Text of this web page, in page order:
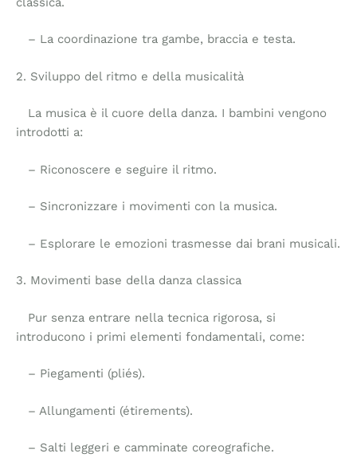
– La coordinazione tra gambe, braccia e testa.
2. Sviluppo del ritmo e della musicalità
La musica è il cuore della danza. I bambini vengono
introdotti a:
– Riconoscere e seguire il ritmo.
– Sincronizzare i movimenti con la musica.
– Esplorare le emozioni trasmesse dai brani musicali.
3. Movimenti base della danza classica
Pur senza entrare nella tecnica rigorosa, si
introducono i primi elementi fondamentali, come:
– Piegamenti (pliés).
– Allungamenti (étirements).
– Salti leggeri e camminate coreografiche.